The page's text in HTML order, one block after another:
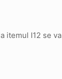
itemul I12 se